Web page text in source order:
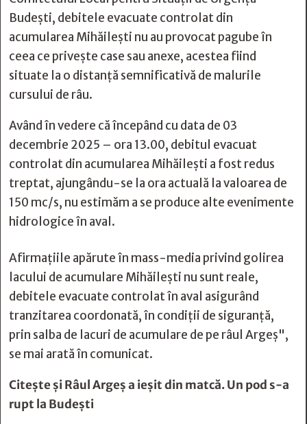
Budești, debitele evacuate controlat din
acumularea Mihăilești nu au provocat pagube în
ceea ce privește case sau anexe, acestea fiind
situate la o distanță semnificativă de malurile
cursului de râu.
Având în vedere că începând cu data de 03
decembrie 2025 – ora 13.00, debitul evacuat
controlat din acumularea Mihăilești a fost redus
treptat, ajungându-se la ora actuală la valoarea de
150 mc/s, nu estimăm a se produce alte evenimente
hidrologice în aval.
Afirmațiile apărute în mass-media privind golirea
lacului de acumulare Mihăilești nu sunt reale,
debitele evacuate controlat în aval asigurând
tranzitarea coordonată, în condiții de siguranță,
prin salba de lacuri de acumulare de pe râul Argeș",
se mai arată în comunicat.
Citește șiRâul Argeș a ieșit din matcă. Un pod s-a
rupt la Budești